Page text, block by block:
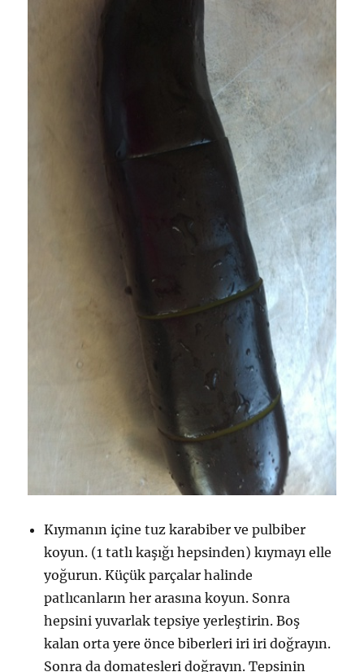
Kıymanın içine tuz karabiber ve pulbiber
koyun. (1 tatlı kaşığı hepsinden) kıymayı elle
yoğurun. Küçük parçalar halinde
patlıcanların her arasına koyun. Sonra
hepsini yuvarlak tepsiye yerleştirin. Boş
kalan orta yere önce biberleri iri iri doğrayın.
Sonra da domatesleri doğrayın. Tepsinin